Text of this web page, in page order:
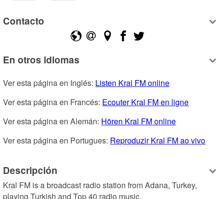
Contacto
En otros idiomas
Ver esta página en Inglés: Listen Kral FM online
Ver esta página en Francés: Ecouter Kral FM en ligne
Ver esta página en Alemán: Hören Kral FM online
Ver esta página en Portugues: Reproduzir Kral FM ao vivo
Descripción
Kral FM is a broadcast radio station from Adana, Turkey,